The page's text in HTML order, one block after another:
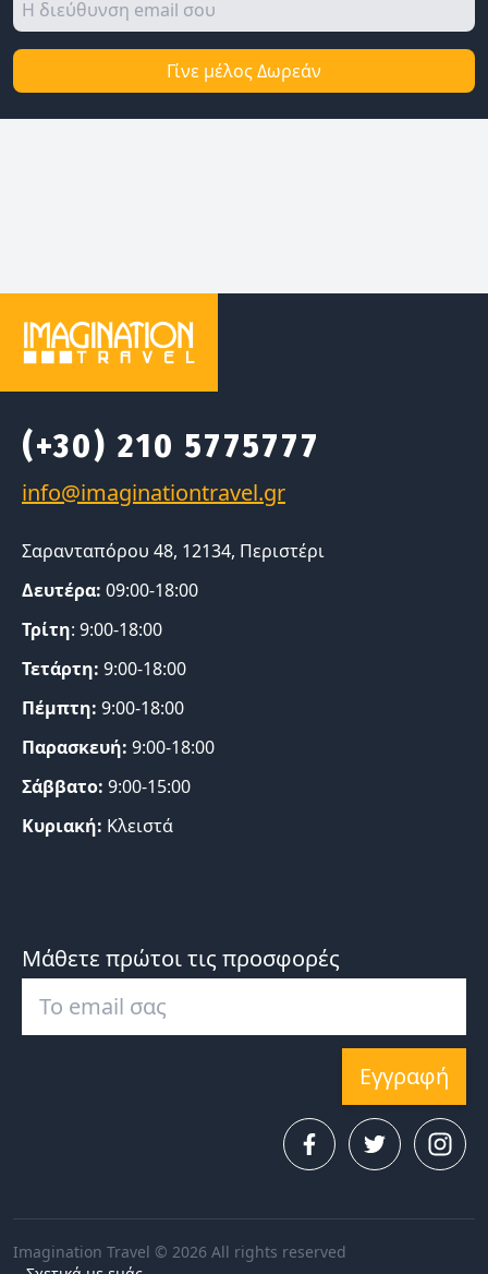
Γίνε μέλος Δωρεάν
(+30) 210 5775777
Σαρανταπόρου 48, 12134, Περιστέρι
Δευτέρα: 09:00-18:00
Τρίτη: 9:00-18:00
Τετάρτη: 9:00-18:00
Πέμπτη: 9:00-18:00
Παρασκευή: 9:00-18:00
Σάββατο: 9:00-15:00
Κυριακή: Κλειστά
Μάθετε πρώτοι τις προσφορές
Εγγραφή
Imagination Travel © 2026 All rights reserved